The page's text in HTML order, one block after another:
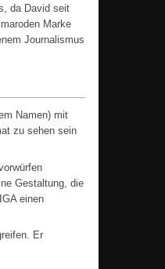
da David seit
Marke
Journalismus
Namen) mit
zu sehen sein
Gestaltung, die
einen
Er